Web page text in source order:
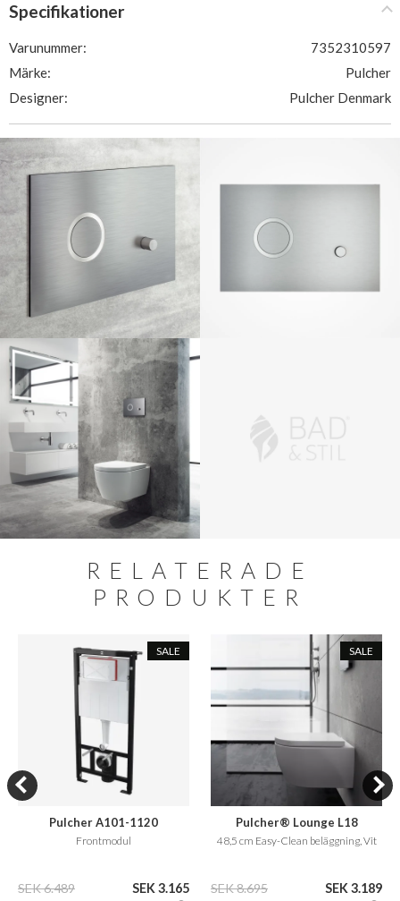
Specifikationer
Varunummer:
7352310597
Märke:
Pulcher
Designer:
Pulcher Denmark
RELATERADE
PRODUKTER
SALE
Pulcher A101-1120
Frontmodul
SEK 6.489 SEK 3.165
SALE
Pulcher® Lounge L18
48,5 cm Easy-Clean beläggning, Vit
SEK 8.695 SEK 3.189